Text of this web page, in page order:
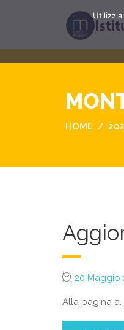
HOME
20 Maggio
Alla pagina a.